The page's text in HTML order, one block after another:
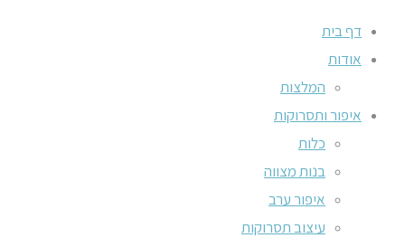
דף בית
אודות
המלצות
איפור ותסרוקות
כלות
בנות מצווה
איפור ערב
עיצוב תסרוקות